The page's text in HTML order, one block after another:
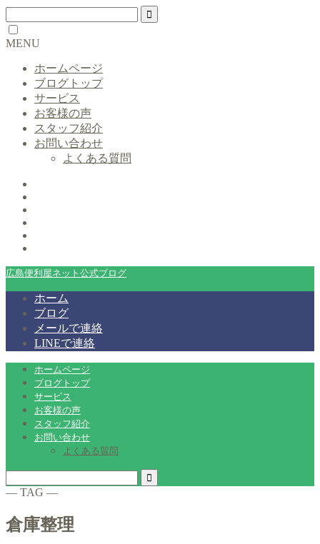
MENU
ホームページ
ブログトップ
サービス
お客様の声
スタッフ紹介
お問い合わせ
よくある質問
広島便利屋ネット公式ブログ
ホーム
ブログ
メールで連絡
LINEで連絡
ホームページ
ブログトップ
サービス
お客様の声
スタッフ紹介
お問い合わせ
よくある質問
― TAG ―
倉庫整理